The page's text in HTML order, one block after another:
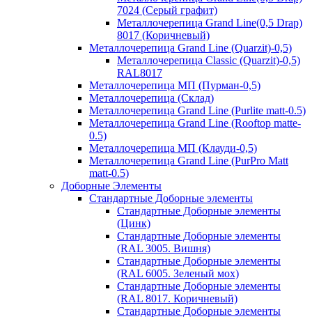
7024 (Серый графит)
Металлочерепица Grand Line(0,5 Drap)
8017 (Коричневый)
Металлочерепица Grand Line (Quarzit)-0,5)
Металлочерепица Classic (Quarzit)-0,5)
RAL8017
Металлочерепица МП (Пурман-0,5)
Металлочерепица (Склад)
Металлочерепица Grand Line (Purlite matt-0.5)
Металлочерепица Grand Line (Rooftop matte-
0.5)
Металлочерепица МП (Клауди-0,5)
Металлочерепица Grand Line (PurPro Matt
matt-0.5)
Доборные Элементы
Стандартные Доборные элементы
Стандартные Доборные элементы
(Цинк)
Стандартные Доборные элементы
(RAL 3005. Вишня)
Стандартные Доборные элементы
(RAL 6005. Зеленый мох)
Стандартные Доборные элементы
(RAL 8017. Коричневый)
Стандартные Доборные элементы